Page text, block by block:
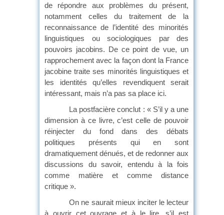
de répondre aux problèmes du présent,
notamment celles du traitement de la
reconnaissance de l’identité des minorités
linguistiques ou sociologiques par des
pouvoirs jacobins. De ce point de vue, un
rapprochement avec la façon dont la France
jacobine traite ses minorités linguistiques et
les identités qu’elles revendiquent serait
intéressant, mais n’a pas sa place ici.
La postfacière conclut : « S’il y a une
dimension à ce livre, c’est celle de pouvoir
réinjecter du fond dans des débats
politiques présents qui en sont
dramatiquement dénués, et de redonner aux
discussions du savoir, entendu à la fois
comme matière et comme distance
critique ».
On ne saurait mieux inciter le lecteur
à ouvrir cet ouvrage et à le lire, s’il est